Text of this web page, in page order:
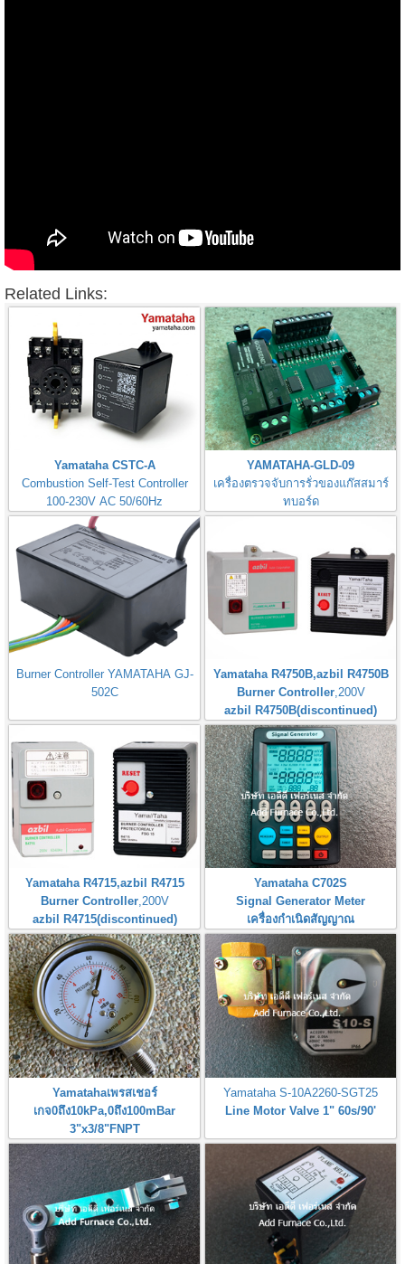
Related Links:
Yamataha CSTC-A
Combustion Self-Test Controller
100-230V AC 50/60Hz
YAMATAHA-GLD-09
เครื่องตรวจจับการรั่วของแก๊สสมาร์
ทบอร์ด
Gas Leak Detector Smart Board
Burner Controller YAMATAHA GJ-
502C
Yamataha R4750B,azbil R4750B
Burner Controller,200V
azbil R4750B(discontinued)
Yamataha R4715,azbil R4715
Burner Controller,200V
azbil R4715(discontinued)
Yamataha C702S
Signal Generator Meter
เครื่องกำเนิดสัญญาณ
Yamatahaเพรสเชอร์
เกจ0ถึง10kPa,0ถึง100mBar
3"x3/8"FNPT
Pressure Gauge 0-10kPa,0-
100mBar
Yamataha S-10A2260-SGT25
Line Motor Valve 1" 60s/90'